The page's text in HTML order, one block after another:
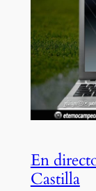
En
Castilla